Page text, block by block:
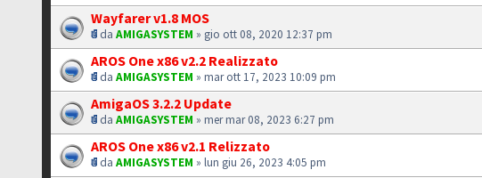
Wayfarer v1.8 MOS
daAMIGASYSTEM » gio ott 08, 2020 12:37 pm
AROS One x86 v2.2 Realizzato
daAMIGASYSTEM » mar ott 17, 2023 10:09 pm
AmigaOS 3.2.2 Update
daAMIGASYSTEM » mer mar 08, 2023 6:27 pm
AROS One x86 v2.1 Relizzato
daAMIGASYSTEM » lun giu 26, 2023 4:05 pm